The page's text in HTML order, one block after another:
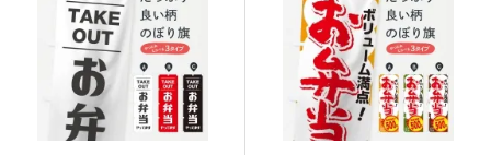
913 22825
911 23686
909 24543
907 25396